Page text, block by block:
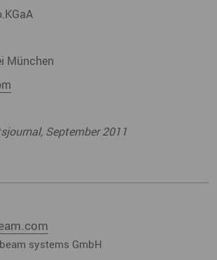
München
September 2011
systems GmbH